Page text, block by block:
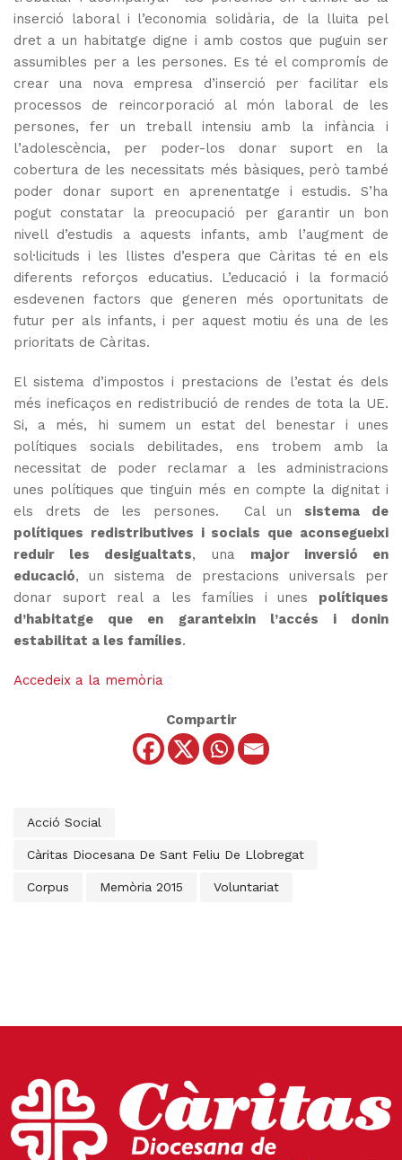
inserció laboral i l’economia solidària, de la lluita pel
dret a un habitatge digne i amb costos que puguin ser
assumibles per a les persones. Es té el compromís de
crear una nova empresa d’inserció per facilitar els
processos de reincorporació al món laboral de les
persones, fer un treball intensiu amb la infància i
l’adolescència, per poder-los donar suport en la
cobertura de les necessitats més bàsiques, però també
poder donar suport en aprenentatge i estudis. S’ha
pogut constatar la preocupació per garantir un bon
nivell d’estudis a aquests infants, amb l’augment de
sol·licituds i les llistes d’espera que Càritas té en els
diferents reforços educatius. L’educació i la formació
esdevenen factors que generen més oportunitats de
futur per als infants, i per aquest motiu és una de les
prioritats de Càritas.
El sistema d’impostos i prestacions de l’estat és dels
més ineficaços en redistribució de rendes de tota la UE.
Si, a més, hi sumem un estat del benestar i unes
polítiques socials debilitades, ens trobem amb la
necessitat de poder reclamar a les administracions
unes polítiques que tinguin més en compte la dignitat i
els drets de les persones. Cal un sistema de
polítiques redistributives i socials que aconsegueixi
reduir les desigualtats, una major inversió en
educació, un sistema de prestacions universals per
donar suport real a les famílies i unes polítiques
d’habitatge que en garanteixin l’accés i donin
estabilitat a les famílies.
Accedeix a la memòria
Compartir
Acció Social
Càritas Diocesana De Sant Feliu De Llobregat
Corpus Memòria 2015 Voluntariat